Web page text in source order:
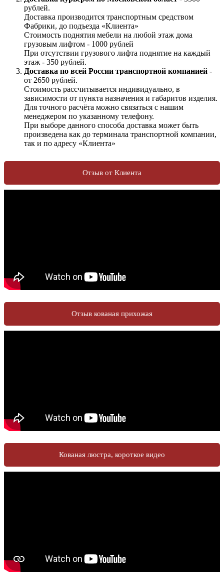
рублей.
Доставка производится транспортным средством
Фабрики, до подъезда «Клиента»
Стоимость поднятия мебели на любой этаж дома
грузовым лифтом - 1000 рублей
При отсутствии грузового лифта поднятие на каждый
этаж - 350 рублей.
Доставка по всей России транспортной компанией -
от 2650 рублей.
Стоимость рассчитывается индивидуально, в
зависимости от пункта назначения и габаритов изделия.
Для точного расчёта можно связаться с нашим
менеджером по указанному телефону.
При выборе данного способа доставка может быть
произведена как до терминала транспортной компании,
так и по адресу «Клиента»
Отзыв от Клиента
Отзыв кованая прихожая
Кованая люстра, короткое видео